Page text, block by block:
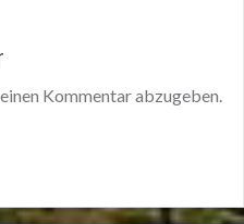
Kommentar abzugeben.